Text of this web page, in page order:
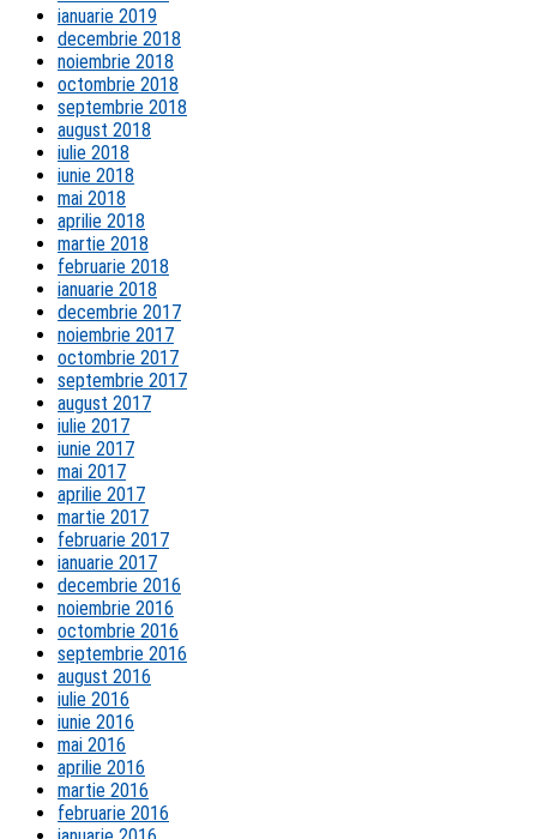
ianuarie 2019
decembrie 2018
noiembrie 2018
octombrie 2018
septembrie 2018
august 2018
iulie 2018
iunie 2018
mai 2018
aprilie 2018
martie 2018
februarie 2018
ianuarie 2018
decembrie 2017
noiembrie 2017
octombrie 2017
septembrie 2017
august 2017
iulie 2017
iunie 2017
mai 2017
aprilie 2017
martie 2017
februarie 2017
ianuarie 2017
decembrie 2016
noiembrie 2016
octombrie 2016
septembrie 2016
august 2016
iulie 2016
iunie 2016
mai 2016
aprilie 2016
martie 2016
februarie 2016